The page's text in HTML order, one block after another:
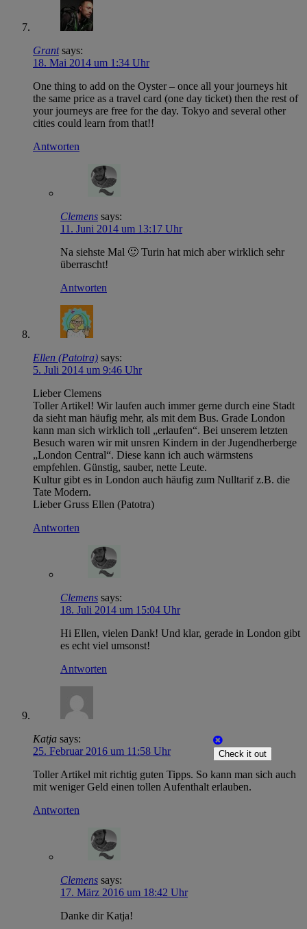
Grant says:
18. Mai 2014 um 1:34 Uhr
One thing to add on the Oyster – once all your journeys hit
the same price as a travel card (one day ticket) then the rest of
your journeys are free for the day. Tokyo and several other
cities could learn from that!!
Antworten
Clemens says:
11. Juni 2014 um 13:17 Uhr
Na siehste Mal 🙂 Turin hat mich aber wirklich sehr
überrascht!
Antworten
Ellen (Patotra) says:
5. Juli 2014 um 9:46 Uhr
Lieber Clemens
Toller Artikel! Wir laufen auch immer gerne durch eine Stadt
da sieht man häufig mehr, als mit dem Bus. Grade London
kann man sich wirklich toll „erlaufen“. Bei unserem letzten
Besuch waren wir mit unsren Kindern in der Jugendherberge
„London Central“. Diese kann ich auch wärmstens
empfehlen. Günstig, sauber, nette Leute.
Kultur gibt es in London auch häufig zum Nulltarif z.B. die
Tate Modern.
Lieber Gruss Ellen (Patotra)
Antworten
Clemens says:
18. Juli 2014 um 15:04 Uhr
Hi Ellen, vielen Dank! Und klar, gerade in London gibt
es echt viel umsonst!
Antworten
Katja says:
25. Februar 2016 um 11:58 Uhr
Toller Artikel mit richtig guten Tipps. So kann man sich auch
mit weniger Geld einen tollen Aufenthalt erlauben.
Antworten
Clemens says:
17. März 2016 um 18:42 Uhr
Danke dir Katja!
Check it out